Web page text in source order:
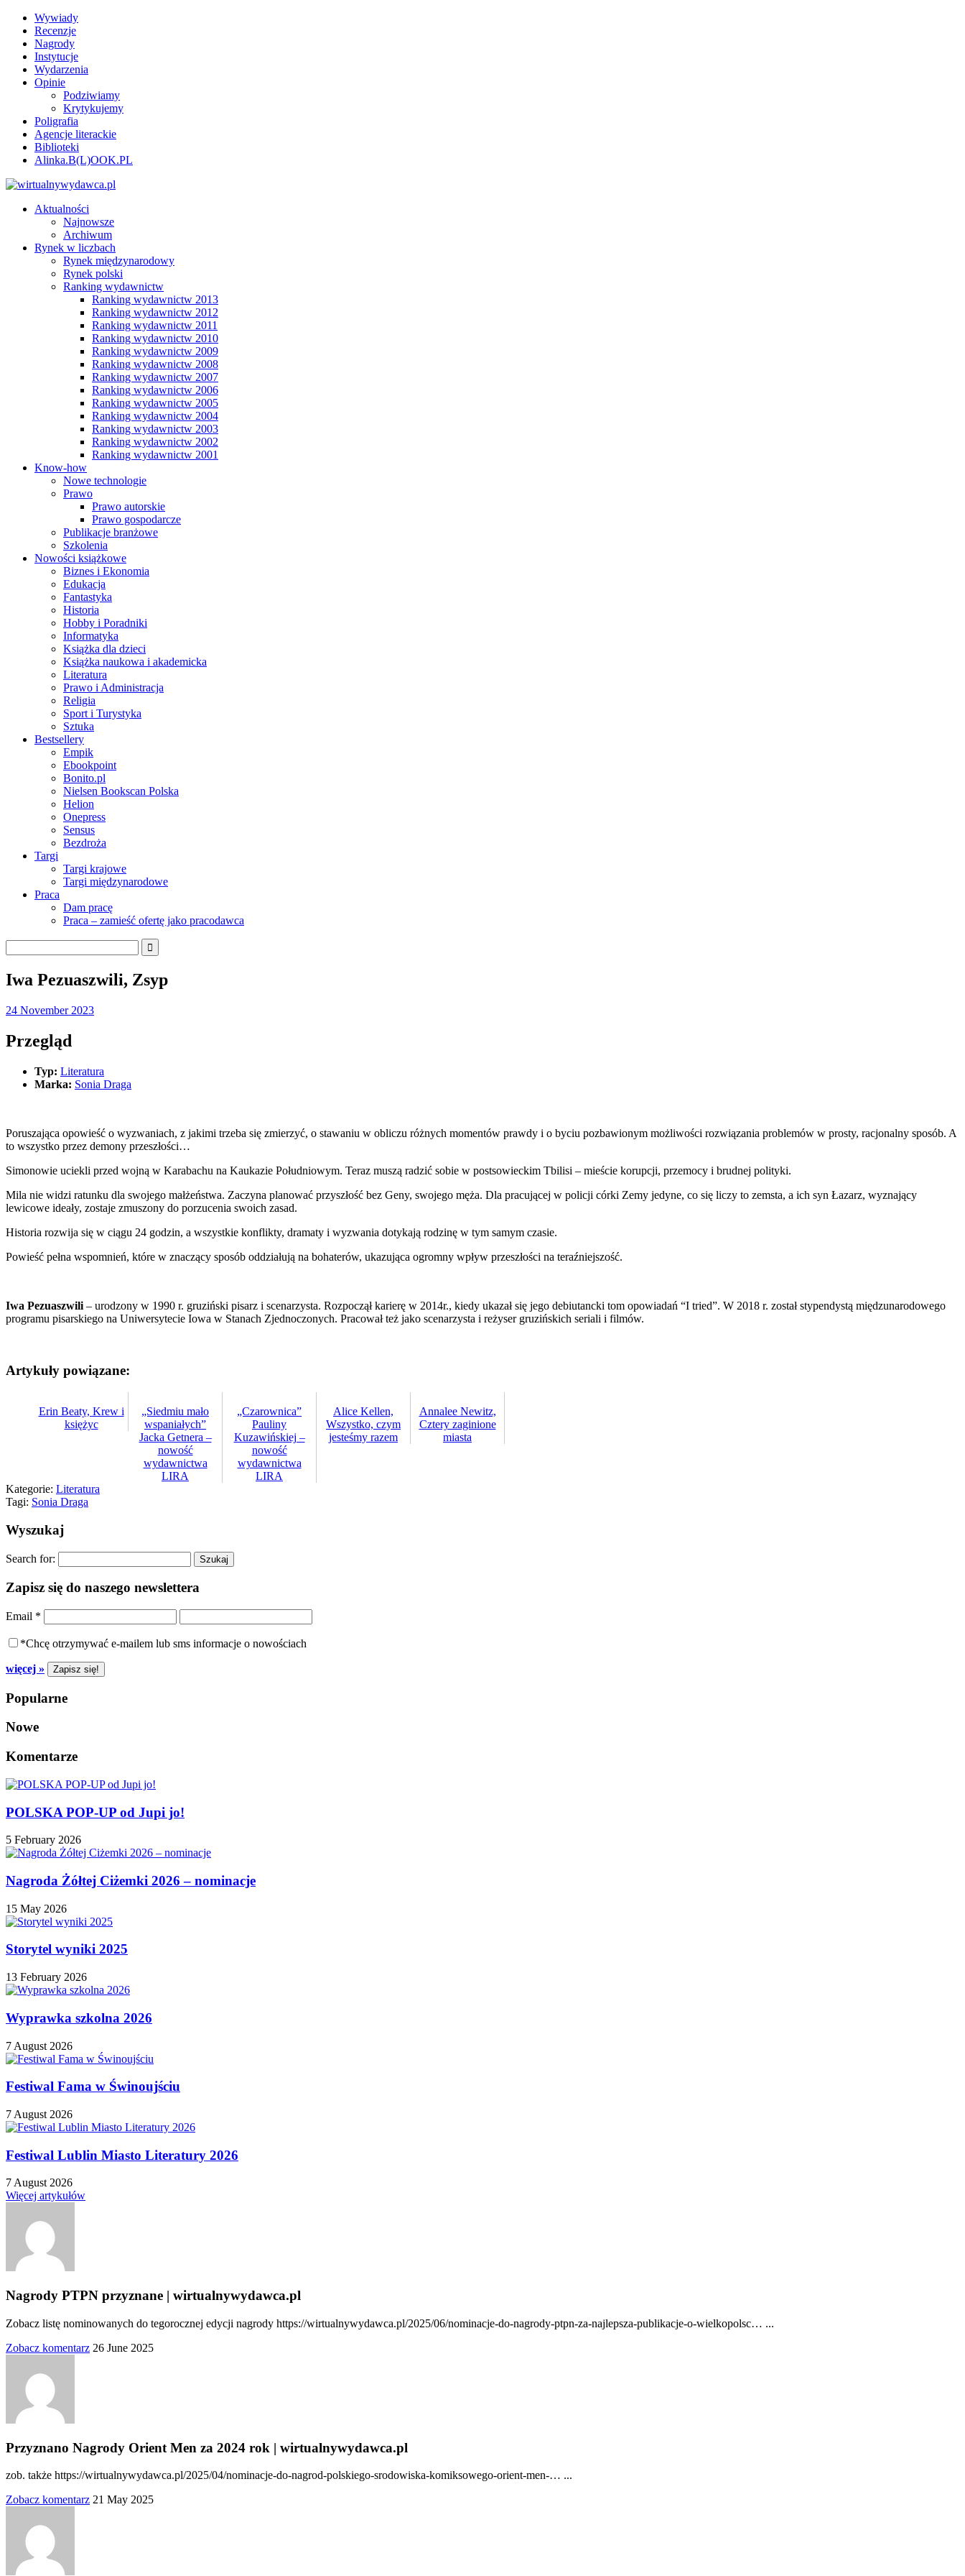
Wywiady
Recenzje
Nagrody
Instytucje
Wydarzenia
Opinie
Podziwiamy
Krytykujemy
Poligrafia
Agencje literackie
Biblioteki
Alinka.B(L)OOK.PL
Aktualności
Najnowsze
Archiwum
Rynek w liczbach
Rynek międzynarodowy
Rynek polski
Ranking wydawnictw
Ranking wydawnictw 2013
Ranking wydawnictw 2012
Ranking wydawnictw 2011
Ranking wydawnictw 2010
Ranking wydawnictw 2009
Ranking wydawnictw 2008
Ranking wydawnictw 2007
Ranking wydawnictw 2006
Ranking wydawnictw 2005
Ranking wydawnictw 2004
Ranking wydawnictw 2003
Ranking wydawnictw 2002
Ranking wydawnictw 2001
Know-how
Nowe technologie
Prawo
Prawo autorskie
Prawo gospodarcze
Publikacje branżowe
Szkolenia
Nowości książkowe
Biznes i Ekonomia
Edukacja
Fantastyka
Historia
Hobby i Poradniki
Informatyka
Książka dla dzieci
Książka naukowa i akademicka
Literatura
Prawo i Administracja
Religia
Sport i Turystyka
Sztuka
Bestsellery
Empik
Ebookpoint
Bonito.pl
Nielsen Bookscan Polska
Helion
Onepress
Sensus
Bezdroża
Targi
Targi krajowe
Targi międzynarodowe
Praca
Dam pracę
Praca – zamieść ofertę jako pracodawca
Iwa Pezuaszwili, Zsyp
24 November 2023
Przegląd
Typ: Literatura
Marka: Sonia Draga
Poruszająca opowieść o wyzwaniach, z jakimi trzeba się zmierzyć, o stawaniu w obliczu różnych momentów prawdy i o byciu pozbawionym możliwości rozwiązania problemów w prosty, racjonalny sposób. A
to wszystko przez demony przeszłości…
Simonowie uciekli przed wojną w Karabachu na Kaukazie Południowym. Teraz muszą radzić sobie w postsowieckim Tbilisi – mieście korupcji, przemocy i brudnej polityki.
Mila nie widzi ratunku dla swojego małżeństwa. Zaczyna planować przyszłość bez Geny, swojego męża. Dla pracującej w policji córki Zemy jedyne, co się liczy to zemsta, a ich syn Łazarz, wyznający
lewicowe ideały, zostaje zmuszony do porzucenia swoich zasad.
Historia rozwija się w ciągu 24 godzin, a wszystkie konflikty, dramaty i wyzwania dotykają rodzinę w tym samym czasie.
Powieść pełna wspomnień, które w znaczący sposób oddziałują na bohaterów, ukazująca ogromny wpływ przeszłości na teraźniejszość.
Iwa Pezuaszwili – urodzony w 1990 r. gruziński pisarz i scenarzysta. Rozpoczął karierę w 2014r., kiedy ukazał się jego debiutancki tom opowiadań “I tried”. W 2018 r. został stypendystą międzunarodowego
programu pisarskiego na Uniwersytecie Iowa w Stanach Zjednoczonych. Pracował też jako scenarzysta i reżyser gruzińskich seriali i filmów.
Artykuły powiązane:
Erin Beaty, Krew i
księżyc
„Siedmiu mało
wspaniałych”
Jacka Getnera –
nowość
wydawnictwa
LIRA
„Czarownica”
Pauliny
Kuzawińskiej –
nowość
wydawnictwa
LIRA
Alice Kellen,
Wszystko, czym
jesteśmy razem
Annalee Newitz,
Cztery zaginione
miasta
Kategorie: Literatura
Tagi: Sonia Draga
Wyszukaj
Search for:
Zapisz się do naszego newslettera
Email *
*Chcę otrzymywać e-mailem lub sms informacje o nowościach
więcej »
Popularne
Nowe
Komentarze
POLSKA POP-UP od Jupi jo!
5 February 2026
Nagroda Żółtej Ciżemki 2026 – nominacje
15 May 2026
Storytel wyniki 2025
13 February 2026
Wyprawka szkolna 2026
7 August 2026
Festiwal Fama w Świnoujściu
7 August 2026
Festiwal Lublin Miasto Literatury 2026
7 August 2026
Więcej artykułów
Nagrody PTPN przyznane | wirtualnywydawca.pl
Zobacz listę nominowanych do tegorocznej edycji nagrody https://wirtualnywydawca.pl/2025/06/nominacje-do-nagrody-ptpn-za-najlepsza-publikacje-o-wielkopolsc… ...
Zobacz komentarz 26 June 2025
Przyznano Nagrody Orient Men za 2024 rok | wirtualnywydawca.pl
zob. także https://wirtualnywydawca.pl/2025/04/nominacje-do-nagrod-polskiego-srodowiska-komiksowego-orient-men-… ...
Zobacz komentarz 21 May 2025